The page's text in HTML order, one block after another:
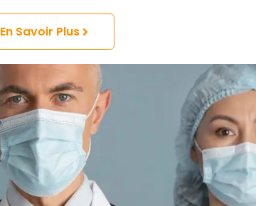
En Savoir Plus